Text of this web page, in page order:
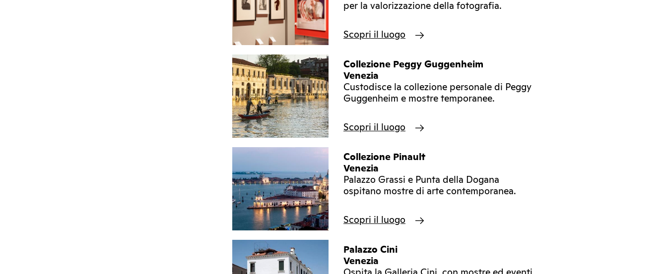
per la valorizzazione della fotografia.
Scopri il luogo
Collezione Peggy Guggenheim
Venezia
Custodisce la collezione personale di Peggy
Guggenheim e mostre temporanee.
Scopri il luogo
Collezione Pinault
Venezia
Palazzo Grassi e Punta della Dogana
ospitano mostre di arte contemporanea.
Scopri il luogo
Palazzo Cini
Venezia